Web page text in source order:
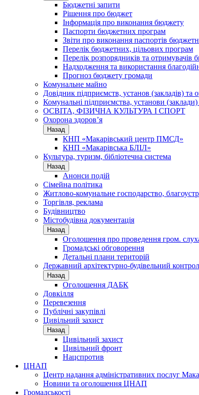
Бюджетні запити
Рішення про бюджет
Інформація про виконання бюджету
Паспорти бюджетних програм
Звіти про виконання паспортів
Перелік бюджетних, цільових програм
Перелік розпорядників та отримувачів
Надходження та використання
Прогноз бюджету громади
Комунальне майно
Довідник підприємств, установ (закладів)
Комунальні підприємства, установи (заклади)
ОСВІТА, ФІЗИЧНА КУЛЬТУРА І СПОРТ
Охорона здоров’я
Назад
КНП «Макарівський центр ПМСД»
КНП «Макарівська БЛІЛ»
Культура, туризм, бібліотечна система
Назад
Анонси подій
Сімейна політика
Житлово-комунальне господарство,
Торгівля, реклама
Будівництво
Містобудівна документація
Назад
Оголошення про проведення гром.
Громадські обговорення
Детальні плани територій
Державний архітектурно-будівельний
Назад
Оголошення ДАБК
Довкілля
Перевезення
Публічні закупівлі
Цивільний захист
Назад
Цивільний захист
Цивільний фронт
Нацспротив
ЦНАП
Центр надання адміністративних послуг
Новини та оголошення ЦНАП
Громадськості